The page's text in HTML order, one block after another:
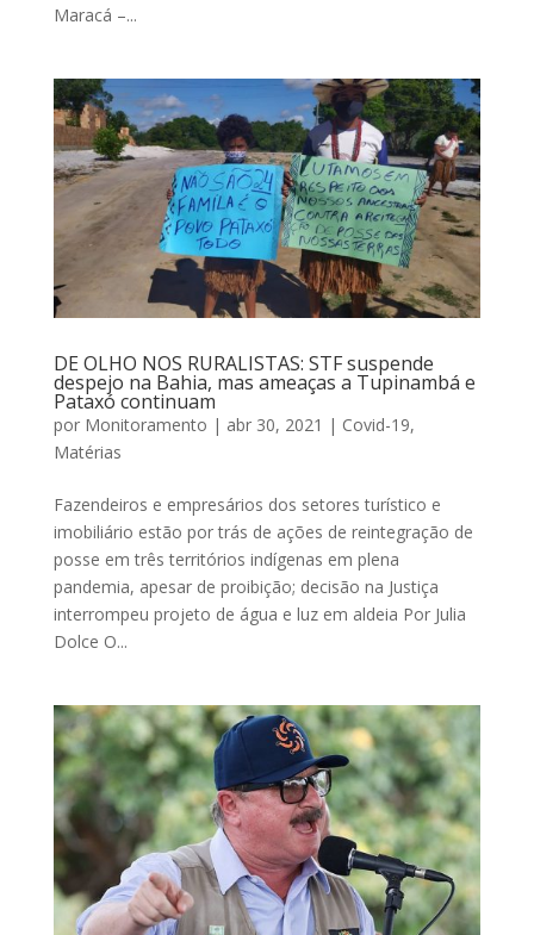
Maracá –...
DE OLHO NOS RURALISTAS: STF suspende
despejo na Bahia, mas ameaças a Tupinambá e
Pataxó continuam
por Monitoramento | abr 30, 2021 | Covid-19,
Matérias
Fazendeiros e empresários dos setores turístico e
imobiliário estão por trás de ações de reintegração de
posse em três territórios indígenas em plena
pandemia, apesar de proibição; decisão na Justiça
interrompeu projeto de água e luz em aldeia Por Julia
Dolce O...